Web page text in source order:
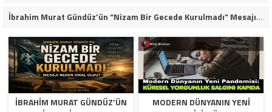
İbrahim Murat Gündüz’ün “Nizam Bir Gecede Kurulmadı” Mesajı Sosyal Medyada Geniş Yankı Uyandırdı
İBRAHIM MURAT GÜNDÜZ’ÜN
MODERN DÜNYANIN YENI